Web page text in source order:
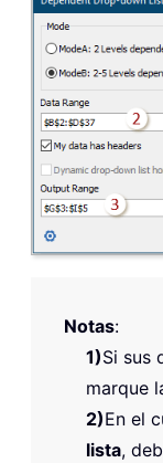
Notas:
1)Si sus
marque
2)En el
lista,